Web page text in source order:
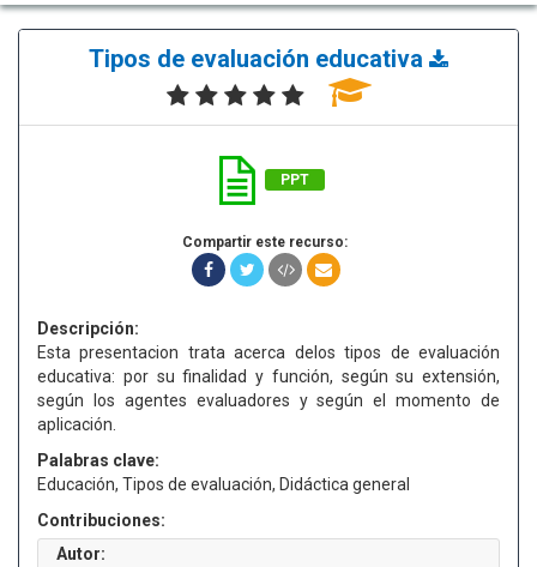
Tipos de evaluación educativa
PPT
Compartir este recurso:
Descripción:
Esta presentacion trata acerca delos tipos de evaluación
educativa: por su finalidad y función, según su extensión,
según los agentes evaluadores y según el momento de
aplicación.
Palabras clave:
Educación, Tipos de evaluación, Didáctica general
Contribuciones:
Autor: